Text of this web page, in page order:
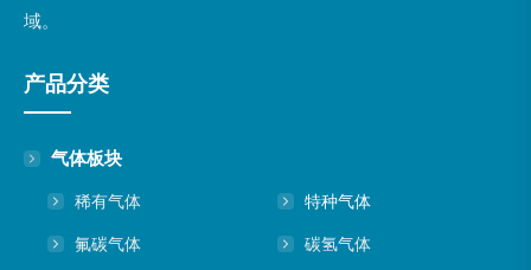
域。
产品分类
气体板块
稀有气体 特种气体
氟碳气体 碳氢气体